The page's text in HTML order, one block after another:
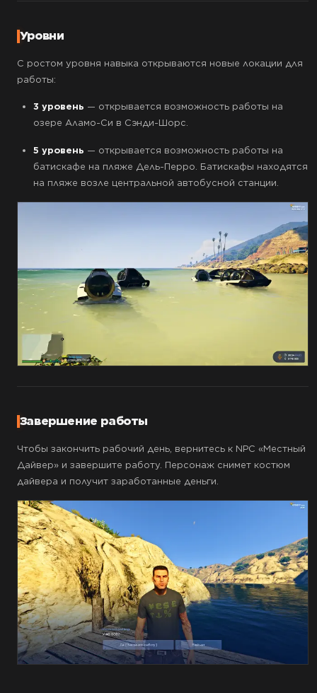
Уровни
С ростом уровня навыка открываются новые локации для
работы:
3 уровень — открывается возможность работы на
озере Аламо-Си в Сэнди-Шорс.
5 уровень — открывается возможность работы на
батискафе на пляже Дель-Перро. Батискафы находятся
на пляже возле центральной автобусной станции.
Завершение работы
Чтобы закончить рабочий день, вернитесь к NPC «Местный
Дайвер» и завершите работу. Персонаж снимет костюм
дайвера и получит заработанные деньги.